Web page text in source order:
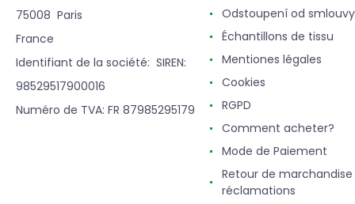
75008 Paris
France
Identifiant de la société: SIREN:
98529517900016
Numéro de TVA: FR 87985295179
Odstoupení od smlouvy
Échantillons de tissu
Mentiones légales
Cookies
RGPD
Comment acheter?
Mode de Paiement
Retour de
réclamations